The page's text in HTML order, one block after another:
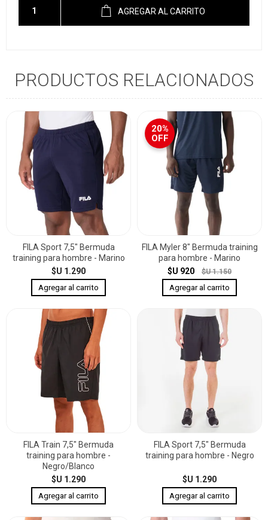
AGREGAR AL CARRITO
PRODUCTOS RELACIONADOS
FILA Sport 7,5" Bermuda
training para hombre - Marino
$U 1.290
20%
OFF
FILA Myler 8" Bermuda training
para hombre - Marino
$U 920
$U 1.150
FILA Train 7,5" Bermuda
training para hombre -
Negro/Blanco
$U 1.290
FILA Sport 7,5" Bermuda
training para hombre - Negro
$U 1.290